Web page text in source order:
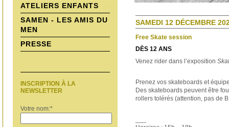
ATELIERS ENFANTS
SAMEN - LES AMIS DU
MEN
PRESSE
INSCRIPTION À LA
NEWSLETTER
Votre nom:*
SAMEDI 12 DÉCEMBRE
Free Skate session
DÈS 12 ANS
Venez rider dans l’exposition
Prenez vos skateboards et
Des skateboards peuvent être
rollers tolérés (attention, pas de